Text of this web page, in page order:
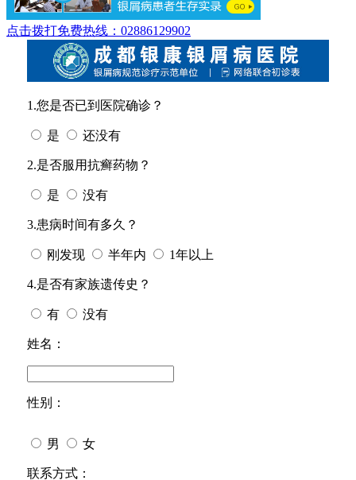
点击拨打免费热线：02886129902
1.您是否已到医院确诊？
是 还没有
2.是否服用抗癣药物？
是 没有
3.患病时间有多久？
刚发现 半年内 1年以上
4.是否有家族遗传史？
有 没有
姓名：
性别：
男 女
今天日期：
联系方式：